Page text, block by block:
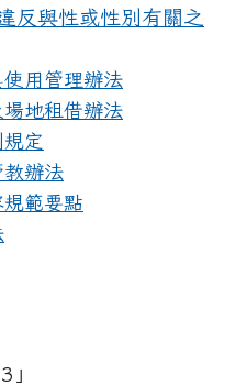
反與性或性別有關之
用管理辦法
地租借辦法
定
教辦法
範要點
uploads/
」